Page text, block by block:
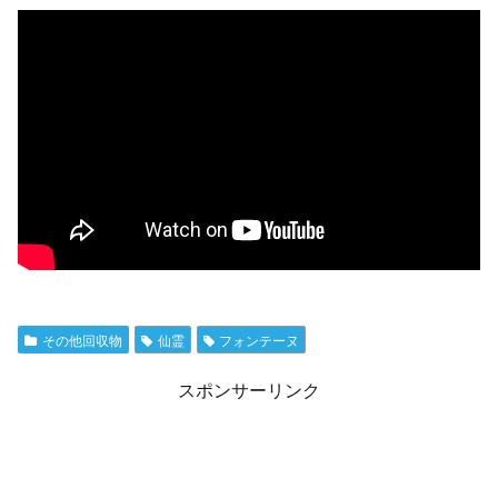
その他回収物 仙霊 フォンテーヌ
スポンサーリンク